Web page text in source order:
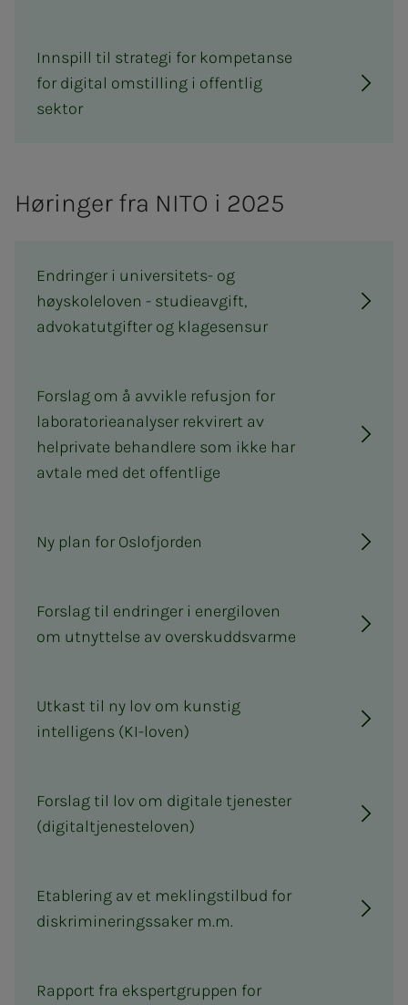
Innspill til strategi for kompetanse
for digital omstilling i offentlig
sektor
Hø­rin­­­ger fra NITO i 2025
Endringer i universitets- og
høyskoleloven - studieavgift,
advokatutgifter og klagesensur
Forslag om å avvikle refusjon for
laboratorieanalyser rekvirert av
helprivate behandlere som ikke har
avtale med det offentlige
Ny plan for Oslofjorden
Forslag til endringer i energiloven
om utnyttelse av overskuddsvarme
Utkast til ny lov om kunstig
intelligens (KI-loven)
Forslag til lov om digitale tjenester
(digitaltjenesteloven)
Etablering av et meklingstilbud for
diskrimineringssaker m.m.
Rapport fra ekspertgruppen for